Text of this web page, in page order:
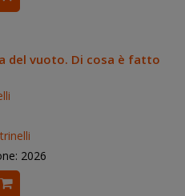
del vuoto. Di cosa è fatto
2026